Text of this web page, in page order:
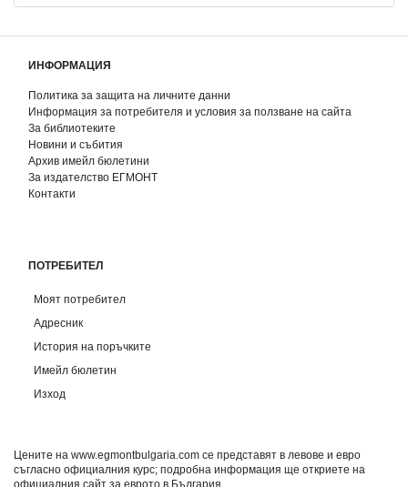
ИНФОРМАЦИЯ
Политика за защита на личните данни
Информация за потребителя и условия за ползване на сайта
За библиотеките
Новини и събития
Архив имейл бюлетини
За издателство ЕГМОНТ
Контакти
ПОТРЕБИТЕЛ
Моят потребител
Адресник
История на поръчките
Имейл бюлетин
Изход
Цените на www.egmontbulgaria.com се представят в левове и евро
съгласно официалния курс; подробна информация ще откриете на
официалния сайт за еврото в България